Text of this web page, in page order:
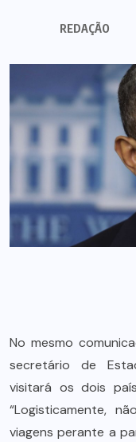
REDAÇÃO
No mesmo
secretário de
visitará os dois
“Logisticamente,
viagens perante a